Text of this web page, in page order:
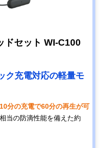
ドセット WI-C100
ク充電対応の軽量モ
分の充電で60分の再生が可
当の防滴性能を備えた約